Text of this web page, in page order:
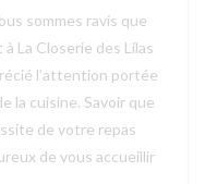
sommes ravis que
La Closerie des Lilas
l’attention portée
la cuisine. Savoir que
de votre repas
de vous accueillir